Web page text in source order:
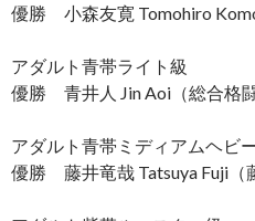
優勝 小森友寛 Tomohiro
アダルト青帯ライト級
優勝 青井人 Jin Aoi（総合格
アダルト青帯ミディアムヘビ
優勝 藤井竜哉 Tatsuya Fuji（